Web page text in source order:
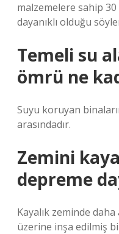
malzemelere sahip 30
dayanıklı olduğu
Temeli su
ömrü ne
Suyu koruyan
arasındadır.
Zemini
depreme
Kayalık zeminde
üzerine inşa edilmiş